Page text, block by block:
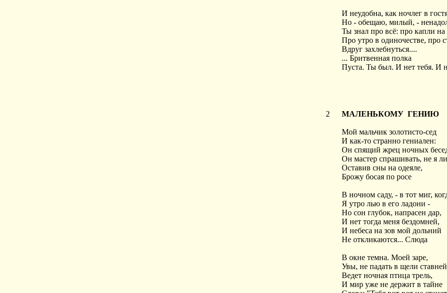
И неудобна, как ночлег в
Но - обещаю, милый, -
Ты знал про всё: про капли на
Про утро в одиночестве, про
Вдруг захлебнуться....
... Бритвенная полка
Пуста. Ты был. И нет тебя. И
2 МАЛЕНЬКОМУ ГЕНИЮ
Мой мальчик золотисто-сед
И как-то странно гениален:
Он спящий жрец ночных
Он мастер спрашивать, не я
Оставив сны на одеяле,
Брожу босая по росе
В ночном саду, - в тот миг,
Я утро лью в его ладони -
Но сон глубок, напрасен дар,
И нет тогда меня бездомней,
И небеса на зов мой дольний
Не откликаются... Слюда
В окне темна. Моей заре,
Увы, не падать в щели
Ведет ночная птица трель,
И мир уже не держит в тайне